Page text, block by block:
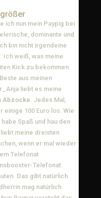
ich nun mein Paypig bei
dominante und
bin nicht irgendeine
Ich weiß, was meine
Kick zu bekommen.
aus meinen
liebt es meine
Abzocke. Jedes Mal,
100 Euro los. Wie
Spaß und hau den
meine dreisten
wenn er mal wieder
Telefonat
Telefonat
Das gibt natürlich
mag natürlich